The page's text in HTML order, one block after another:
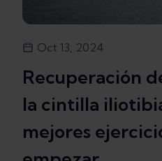
Oct 13, 2024
Recuperación
la cintilla
mejores